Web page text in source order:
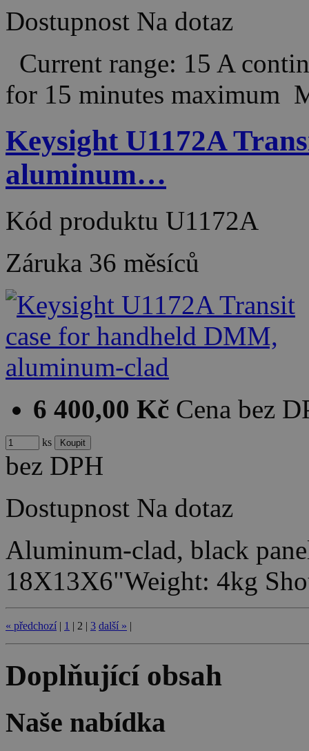
Dostupnost Na dotaz
Current range: 15 A
for 15 minutes maximum
Keysight U1172A
aluminum…
Kód produktu U1172A
Záruka 36 měsíců
6 400,00 Kč Cena bez
ks
bez DPH
Dostupnost Na dotaz
Aluminum-clad, black
18X13X6"Weight: 4kg
« předchozí | 1 | 2 | 3 další » |
Doplňující obsah
Naše nabídka